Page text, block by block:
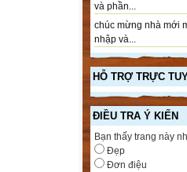
và phần...
chúc mừng nhà mới
nhập và...
HỖ TRỢ TRỰC
ĐIỀU TRA Ý KIẾN
Bạn thấy trang này
Đẹp
Đơn điệu